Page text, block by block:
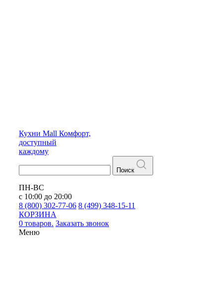
Кухни Mall Комфорт,
доступный
каждому
Поиск
ПН-ВС
с 10:00 до 20:00
8 (800) 302-77-06 8 (499) 348-15-11
КОРЗИНА
0 товаров. Заказать звонок
Меню